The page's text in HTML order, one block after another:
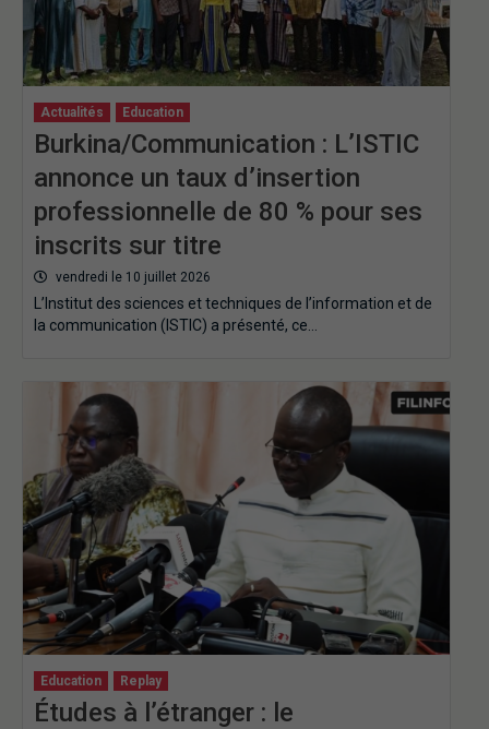
Actualités Education
Burkina/Communication : L’ISTIC
annonce un taux d’insertion
professionnelle de 80 % pour ses
inscrits sur titre
vendredi le 10 juillet 2026
L’Institut des sciences et techniques de l’information et de
la communication (ISTIC) a présenté, ce…
Education Replay
Études à l’étranger : le